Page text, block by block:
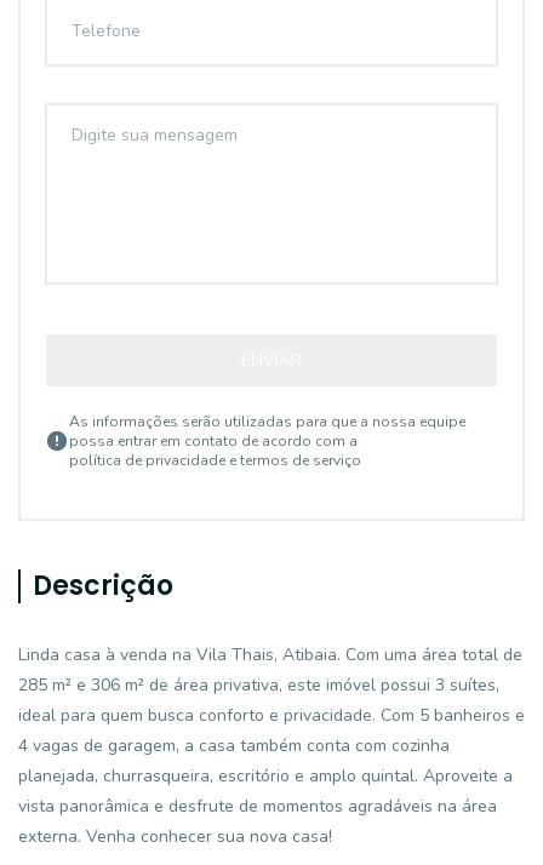
As informações serão utilizadas para que a nossa equipe
possa entrar em contato de acordo com a
política de privacidade e termos de serviço
Descrição
Linda casa à venda na Vila Thais, Atibaia. Com uma área total de
285 m² e 306 m² de área privativa, este imóvel possui 3 suítes,
ideal para quem busca conforto e privacidade. Com 5 banheiros e
4 vagas de garagem, a casa também conta com cozinha
planejada, churrasqueira, escritório e amplo quintal. Aproveite a
vista panorâmica e desfrute de momentos agradáveis na área
externa. Venha conhecer sua nova casa!